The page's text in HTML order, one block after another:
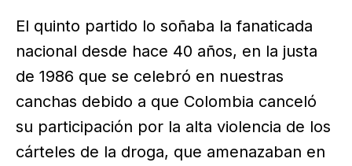
El quinto partido lo soñaba la fanaticada
nacional desde hace 40 años, en la justa
de 1986 que se celebró en nuestras
canchas debido a que Colombia canceló
su participación por la alta violencia de los
cárteles de la droga, que amenazaban en